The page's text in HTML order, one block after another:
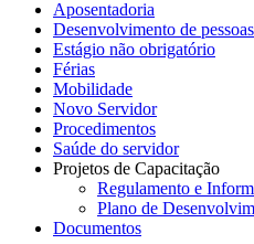
Aposentadoria
Desenvolvimento de pessoas
Estágio não obrigatório
Férias
Mobilidade
Novo Servidor
Procedimentos
Saúde do servidor
Projetos de Capacitação
Regulamento e
Plano de
Documentos